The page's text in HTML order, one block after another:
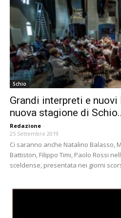
Schio
Grandi interpreti e nuovi
nuova stagione di
Redazione -
25 Settembre 2019
Ci saranno anche Natalino Balasso,
Battiston, Filippo Timi, Paolo Rossi
sceldense, presentata nei giorni